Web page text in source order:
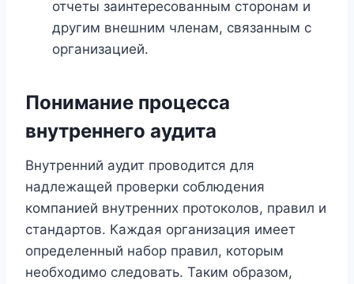
отчеты заинтересованным сторонам и
другим внешним членам, связанным с
организацией.
Понимание процесса
внутреннего аудита
Внутренний аудит проводится для
надлежащей проверки соблюдения
компанией внутренних протоколов, правил и
стандартов. Каждая организация имеет
определенный набор правил, которым
необходимо следовать. Таким образом,